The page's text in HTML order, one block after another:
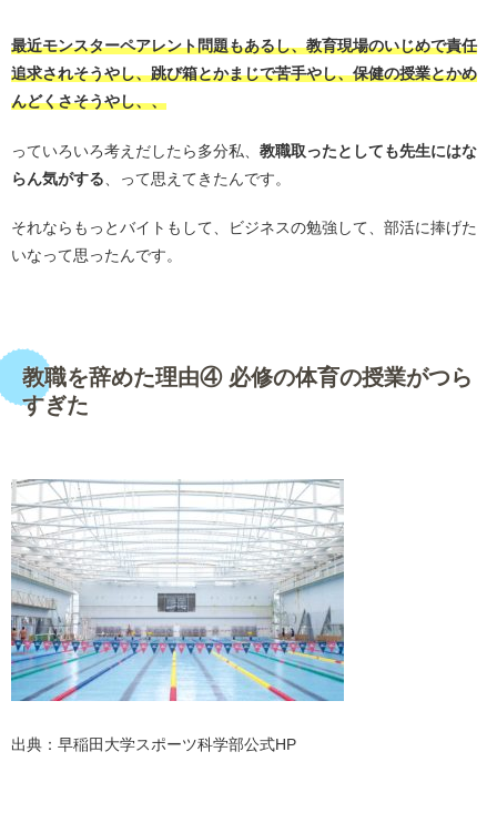
最近モンスターペアレント問題もあるし、教育現場のいじめで責任
追求されそうやし、跳び箱とかまじで苦手やし、保健の授業とかめ
んどくさそうやし、、
っていろいろ考えだしたら多分私、 教職取ったとしても先生にはな
らん気がする 、って思えてきたんです。
それならもっとバイトもして、ビジネスの勉強して、部活に捧げた
いなって思ったんです。
教職を辞めた理由④ 必修の体育の授業がつら
すぎた
出典：早稲田大学スポーツ科学部公式HP